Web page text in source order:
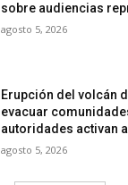
sobre audiencias
agosto 5, 2026
Erupción del volcán
evacuar
autoridades activan
agosto 5, 2026